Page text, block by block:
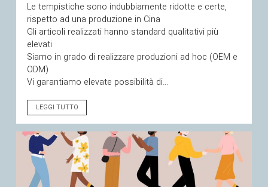
Le tempistiche sono indubbiamente ridotte e certe,
rispetto ad una produzione in Cina
Gli articoli realizzati hanno standard qualitativi più
elevati
Siamo in grado di realizzare produzioni ad hoc (OEM e
ODM)
Vi garantiamo elevate possibilità di…
LEGGI TUTTO